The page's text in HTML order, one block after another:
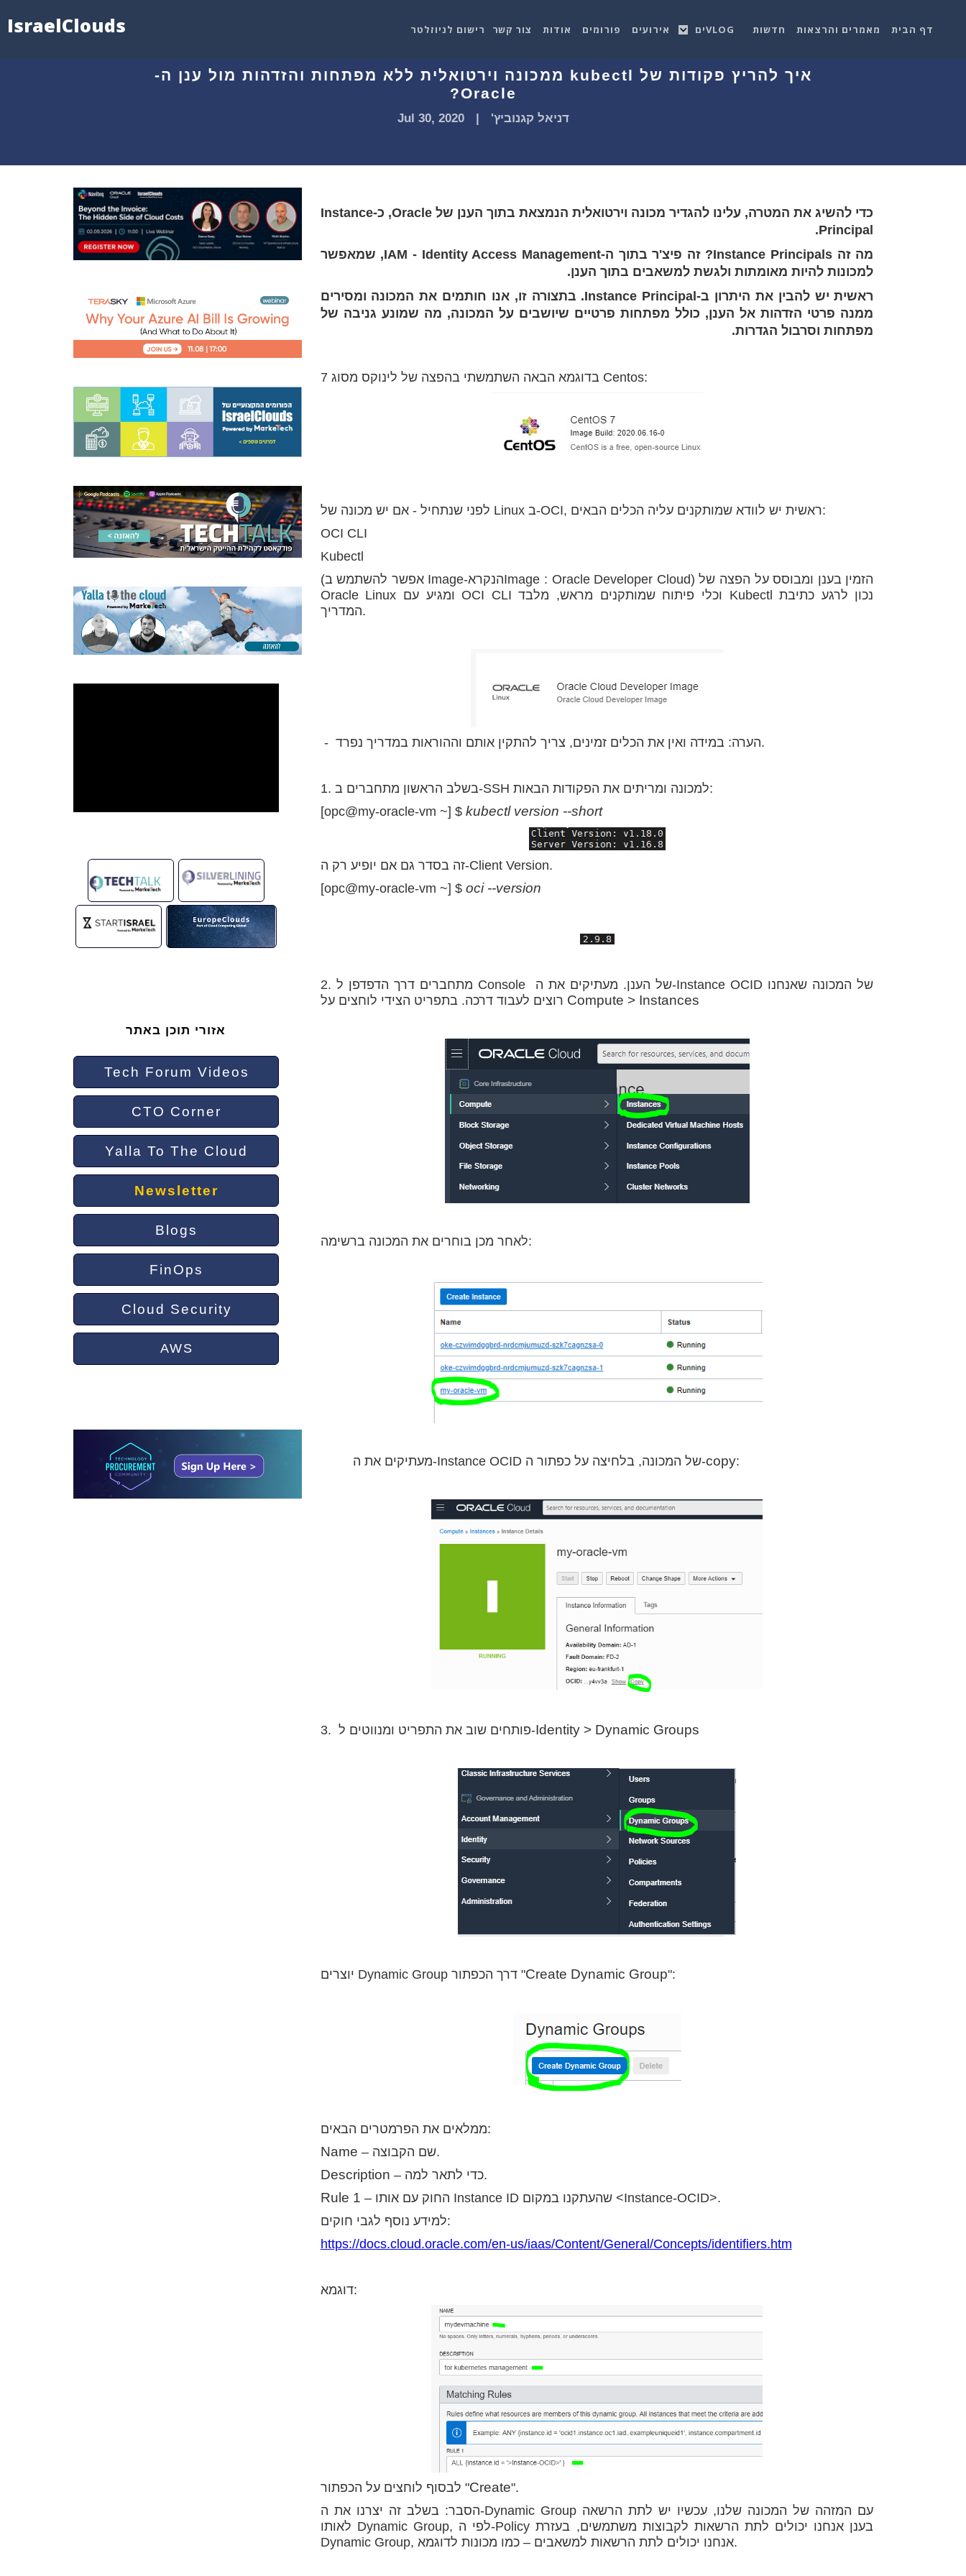
IsraelClouds דף הבית מאמרים והרצאות חדשות VLOGים אירועים פורומים אודות צור קשר רישום לניוזלטר
איך להריץ פקודות של kubectl ממכונה וירטואלית ללא מפתחות והזדהות מול ענן ה-
Oracle?
דניאל קגנוביץ' |
Jul 30, 2020
אזורי תוכן באתר
Tech Forum Videos
CTO Corner
Yalla To The Cloud
Newsletter
Blogs
FinOps
Cloud Security
AWS
כדי להשיג את המטרה, עלינו להגדיר מכונה וירטואלית הנמצאת בתוך הענן של Oracle, כ-Instance
Principal.
מה זה Instance Principals? זה פיצ'ר בתוך ה-IAM - Identity Access Management, שמאפשר
למכונות להיות מאומתות ולגשת למשאבים בתוך הענן.
ראשית יש להבין את היתרון ב-Instance Principal. בתצורה זו, אנו חותמים את המכונה ומסירים
ממנה פרטי הזדהות אל הענן, כולל מפתחות פרטיים שיושבים על המכונה, מה שמונע גניבה של
מפתחות וסרבול הגדרות.
בדוגמא הבאה השתמשתי בהפצה של לינוקס מסוג 7 Centos:
לפני שנתחיל - אם יש מכונה של Linux ב-OCI, ראשית יש לוודא שמותקנים עליה הכלים הבאים:
OCI CLI
Kubectl
(אפשר להשתמש ב Image-הנקראImage : Oracle Developer Cloud) הזמין בענן ומבוסס על הפצה של
Oracle Linux ומגיע עם OCI CLI וכלי פיתוח שמותקנים מראש, מלבד Kubectl נכון לרגע כתיבת
המדריך.
- הערה: במידה ואין את הכלים זמינים, צריך להתקין אותם וההוראות במדריך נפרד.
1. בשלב הראשון מתחברים ב-SSH למכונה ומריתים את הפקודות הבאות:
[opc@my-oracle-vm ~] $ kubectl version --short
זה בסדר גם אם יופיע רק ה-Client Version.
[opc@my-oracle-vm ~] $ oci --version
2. מתחברים דרך הדפדפן ל Console של הענן. מעתיקים את ה-Instance OCID של המכונה שאנחנו
Compute > Instances
לאחר מכן בוחרים את המכונה ברשימה:
מעתיקים את ה-Instance OCID של המכונה, בלחיצה על כפתור ה-copy:
3. פותחים שוב את התפריט ומנווטים ל-Identity > Dynamic Groups
יוצרים Dynamic Group דרך הכפתור "Create Dynamic Group":
ממלאים את הפרמטרים הבאים:
Name – שם הקבוצה.
Description – כדי לתאר למה.
Rule 1
– החוק עם אותו Instance ID שהעתקנו במקום <Instance-OCID>.
למידע נוסף לגבי חוקים:
https://docs.cloud.oracle.com/en-us/iaas/Content/General/Concepts/identifiers.htm
דוגמא:
לבסוף לוחצים על הכפתור "Create".
הסבר: בשלב זה יצרנו את ה-Dynamic Group עם המזהה של המכונה שלנו, עכשיו יש לתת הרשאה
לאותו Dynamic Group, לפי ה-Policy בענן אנחנו יכולים לתת הרשאות לקבוצות משתמשים, בעזרת
Dynamic Group, אנחנו יכולים לתת הרשאות למשאבים – כמו מכונות לדוגמא.